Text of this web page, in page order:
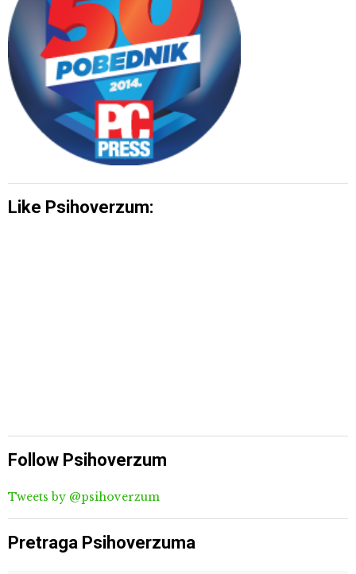
Like Psihoverzum:
Follow Psihoverzum
Tweets by @psihoverzum
Pretraga Psihoverzuma